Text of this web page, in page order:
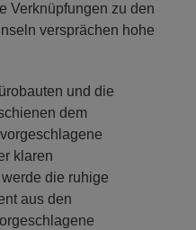
Verknüpfungen zu den
versprächen hohe
und die
dem
klaren
die ruhige
aus den